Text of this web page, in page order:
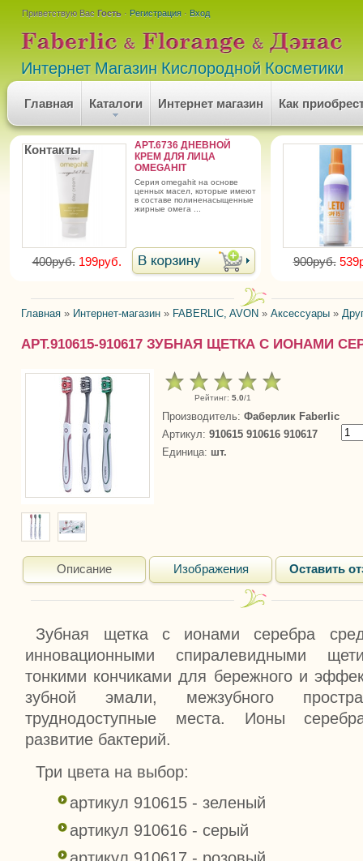
Приветствую Вас Гость · Регистрация · Вход
Интернет Магазин Кислородной Косметики
Главная Каталоги Интернет магазин Как
Контакты
АРТ.6736 ДНЕВНОЙ
КРЕМ ДЛЯ ЛИЦА
OMEGAHIT
серия omegahit на основе
ценных масел, которые имеют
в составе полиненасыщенные
жирные омега ...
400руб. 199руб. 900руб.
Главная » Интернет-магазин » FABERLIC, AVON » Аксессуары »
АРТ.910615-910617 ЗУБНАЯ ЩЕТКА С ИОНАМИ
Рейтинг: 5.0/1
Производитель: Фаберлик Faberlic
Артикул: 910615 910616 910617
Единица: шт.
Описание Изображения Оставить
Зубная щетка с ионами серебра
инновационными спиралевидными
тонкими кончиками для бережного и
зубной эмали, межзубного
труднодоступные места. Ионы
развитие бактерий.
Три цвета на выбор:
артикул 910615 - зеленый
артикул 910616 - серый